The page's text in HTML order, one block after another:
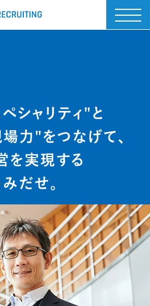
シャリティ"と
場力"をつなげて、
を実現する
だせ。